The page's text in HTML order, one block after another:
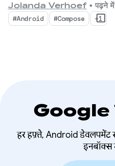
लागू करने के बारे में जानेंगे. इसके
करने की सुविधा का इस्तेमाल करेंगे.
Jolanda Verhoef • पढ़ने
#Android #Compose +1
Google
हर हफ़्ते, Android डेवलपमेंट
इनबॉक्स